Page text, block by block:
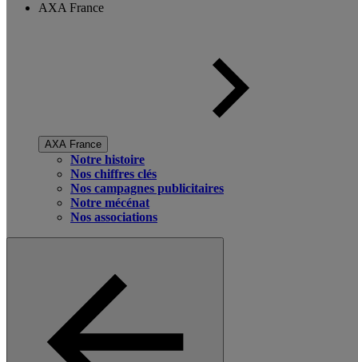
AXA France
AXA France
Notre histoire
Nos chiffres clés
Nos campagnes publicitaires
Notre mécénat
Nos associations